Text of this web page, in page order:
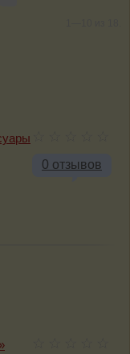
0 отзывов